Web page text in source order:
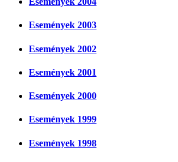
Események 2003
Események 2002
Események 2001
Események 2000
Események 1999
Események 1998